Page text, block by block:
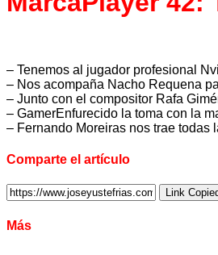
– Tenemos al jugador profesional
– Nos acompaña Nacho Requena
– Junto con el compositor Rafa
– GamerEnfurecido la toma con la
– Fernando Moreiras nos trae
Comparte el artículo
Link
Más